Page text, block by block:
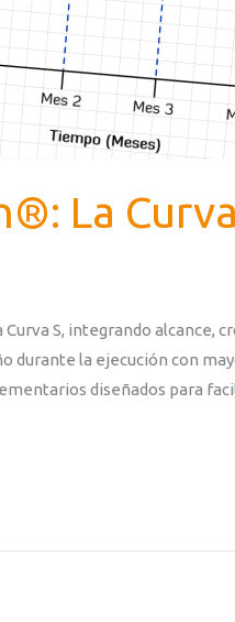
La
S, integrando alcance,
durante la ejecución con
diseñados para